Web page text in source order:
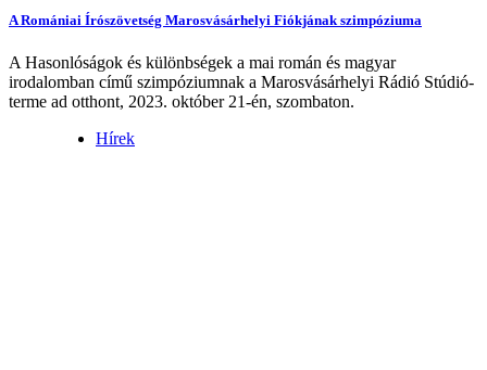
A Romániai Írószövetség Marosvásárhelyi Fiókjának szimpóziuma
A Hasonlóságok és különbségek a mai román és magyar
irodalomban című szimpóziumnak a Marosvásárhelyi Rádió Stúdió-
terme ad otthont, 2023. október 21-én, szombaton.
Hírek